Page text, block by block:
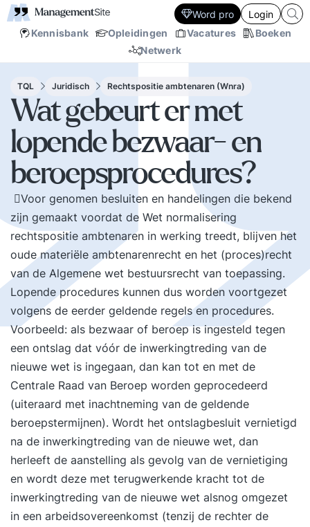
Kennisbank Opleidingen Vacatures
Boeken
Netwerk
Word pro Login
TQL Juridisch Rechtspositie ambtenaren (Wnra)
Wat gebeurt er met
lopende bezwaar- en
beroepsprocedures?
Voor genomen besluiten en handelingen die bekend
zijn gemaakt voordat de Wet normalisering
rechtspositie ambtenaren in werking treedt, blijven het
oude materiële ambtenarenrecht en het (proces)recht
van de Algemene wet bestuursrecht van toepassing.
Lopende procedures kunnen dus worden voortgezet
volgens de eerder geldende regels en procedures.
Voorbeeld: als bezwaar of beroep is ingesteld tegen
een ontslag dat vóór de inwerkingtreding van de
nieuwe wet is ingegaan, dan kan tot en met de
Centrale Raad van Beroep worden geprocedeerd
(uiteraard met inachtneming van de geldende
beroepstermijnen). Wordt het ontslagbesluit vernietigd
na de inwerkingtreding van de nieuwe wet, dan
herleeft de aanstelling als gevolg van de vernietiging
en wordt deze met terugwerkende kracht tot de
inwerkingtreding van de nieuwe wet alsnog omgezet
in een arbeidsovereenkomst (tenzij de rechter de